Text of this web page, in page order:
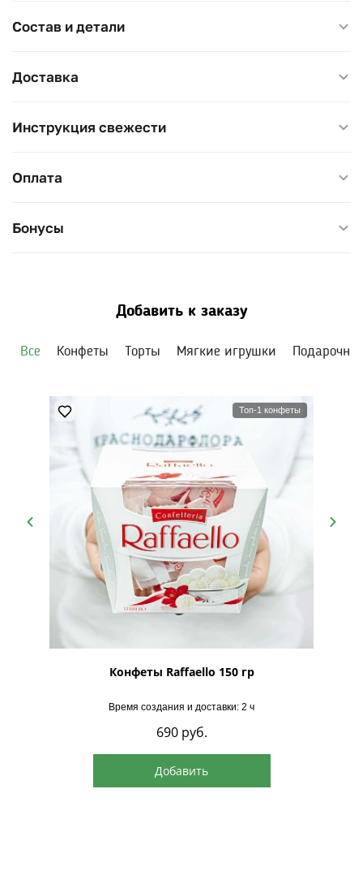
ваза, доливать и менять каждый день, стебли
Состав и детали
Доставка
Инструкция свежести
Оплата
Бонусы
Добавить к заказу
Все Конфеты Торты Мягкие игрушки
Топ-1 конфеты
Конфеты Raffaello 150 гр
Время создания и доставки: 2 ч
690 руб.
Добавить